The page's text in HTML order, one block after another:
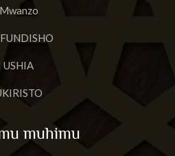
Mwanzo
USHIA
muhimu